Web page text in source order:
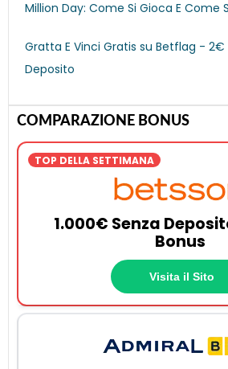
Million Day: Come Si Gioca E Come
Gratta E Vinci Gratis su Betflag - 2€
Deposito
COMPARAZIONE BONUS
TOP DELLA SETTIMANA
1.000€ Senza
Bonus
Visita il Sito